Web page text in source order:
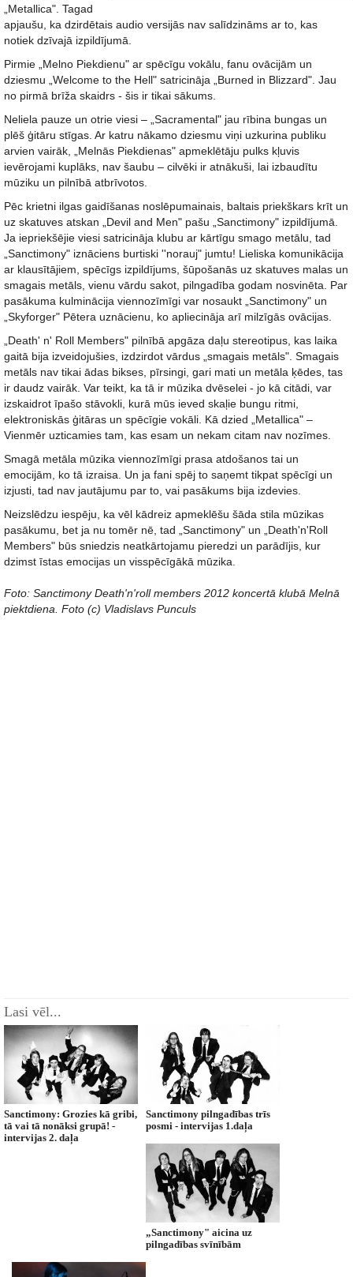
„Metallica". Tagad
apjaušu, ka dzirdētais audio versijās nav salīdzināms ar to, kas
notiek dzīvajā izpildījumā.
Pirmie „Melno Piekdienu" ar spēcīgu vokālu, fanu ovācijām un
dziesmu „Welcome to the Hell" satricināja „Burned in Blizzard". Jau
no pirmā brīža skaidrs - šis ir tikai sākums.
Neliela pauze un otrie viesi – „Sacramental" jau rībina bungas un
plēš ģitāru stīgas. Ar katru nākamo dziesmu viņi uzkurina publiku
arvien vairāk, „Melnās Piekdienas" apmeklētāju pulks kļuvis
ievērojami kuplāks, nav šaubu – cilvēki ir atnākuši, lai izbaudītu
mūziku un pilnībā atbrīvotos.
Pēc krietni ilgas gaidīšanas noslēpumainais, baltais priekškars krīt un
uz skatuves atskan „Devil and Men" pašu „Sanctimony" izpildījumā.
Ja iepriekšējie viesi satricināja klubu ar kārtīgu smago metālu, tad
„Sanctimony" iznāciens burtiski ''norauj" jumtu! Lieliska komunikācija
ar klausītājiem, spēcīgs izpildījums, šūpošanās uz skatuves malas un
smagais metāls, vienu vārdu sakot, pilngadība godam nosvinēta. Par
pasākuma kulminācija viennozīmīgi var nosaukt „Sanctimony" un
„Skyforger" Pētera uznācienu, ko apliecināja arī milzīgās ovācijas.
„Death' n' Roll Members" pilnībā apgāza daļu stereotipus, kas laika
gaitā bija izveidojušies, izdzirdot vārdus „smagais metāls". Smagais
metāls nav tikai ādas bikses, pīrsingi, gari mati un metāla ķēdes, tas
ir daudz vairāk. Var teikt, ka tā ir mūzika dvēselei - jo kā citādi, var
izskaidrot īpašo stāvokli, kurā mūs ieved skaļie bungu ritmi,
elektroniskās ģitāras un spēcīgie vokāli. Kā dzied „Metallica" –
Vienmēr uzticamies tam, kas esam un nekam citam nav nozīmes.
Smagā metāla mūzika viennozīmīgi prasa atdošanos tai un
emocijām, ko tā izraisa. Un ja fani spēj to saņemt tikpat spēcīgi un
izjusti, tad nav jautājumu par to, vai pasākums bija izdevies.
Neizslēdzu iespēju, ka vēl kādreiz apmeklēšu šāda stila mūzikas
pasākumu, bet ja nu tomēr nē, tad „Sanctimony" un „Death'n'Roll
Members" būs sniedzis neatkārtojamu pieredzi un parādījis, kur
dzimst īstas emocijas un visspēcīgākā mūzika.
Foto: Sanctimony Death'n'roll members 2012 koncertā klubā Melnā
piektdiena. Foto (c) Vladislavs Punculs
Lasi vēl...
Sanctimony: Grozies kā gribi,
tā vai tā nonāksi grupā! -
intervijas 2. daļa
Sanctimony pilngadības trīs
posmi - intervijas 1.daļa
„Sanctimony" aicina uz
pilngadības svīnībām